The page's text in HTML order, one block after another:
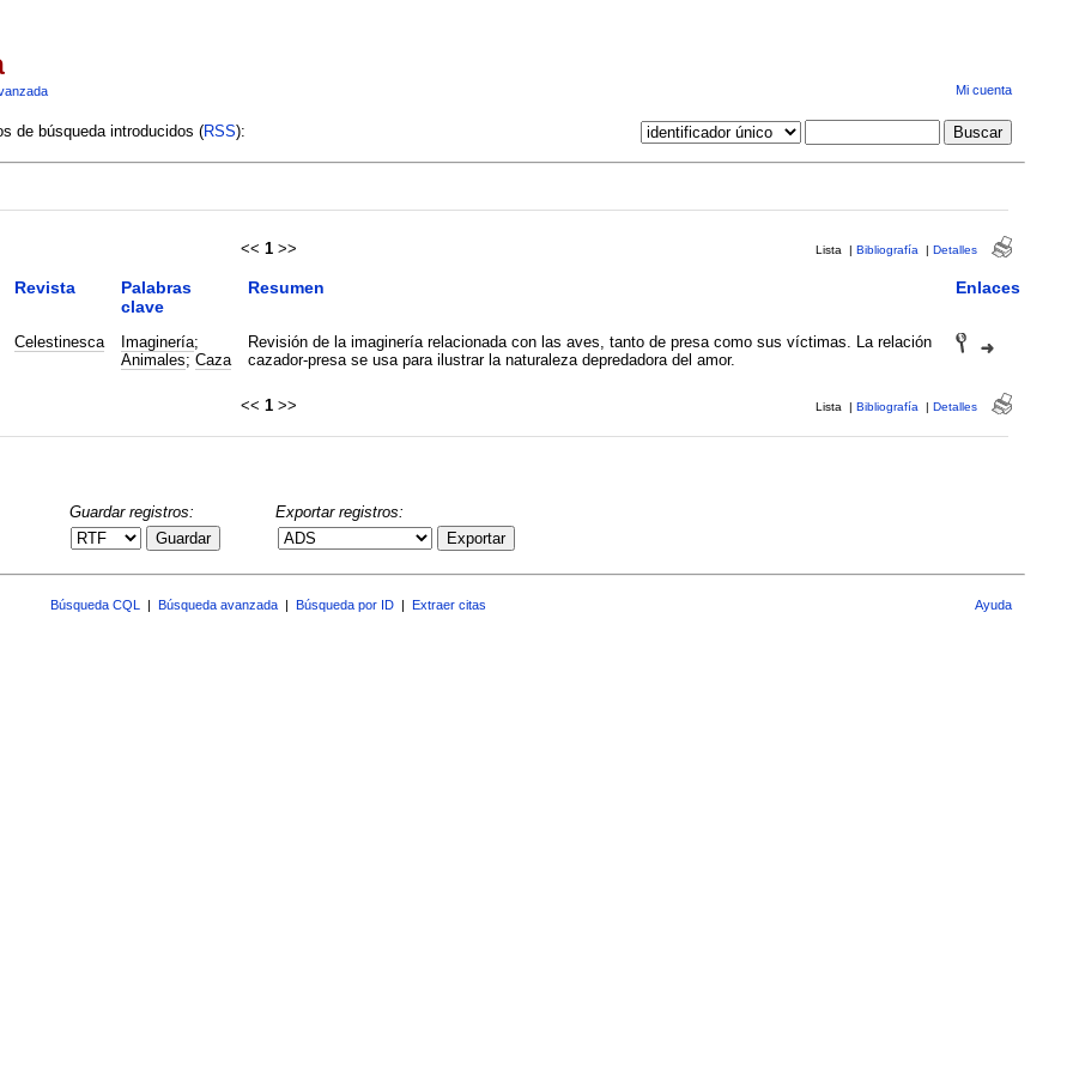
Mi cuenta
de búsqueda introducidos (RSS):
<< 1 >> Lista | Bibliografía | Detalles
Revista
Palabras
clave
Resumen Enlaces
Celestinesca Imaginería;
Animales; Caza
Revisión de la imaginería relacionada con las aves, tanto de presa como sus víctimas. La relación
cazador-presa se usa para ilustrar la naturaleza depredadora del amor.
<< 1 >> Lista | Bibliografía | Detalles
Guardar registros:
Guardar
Exportar registros:
Exportar
Búsqueda CQL Búsqueda avanzada Búsqueda por ID Extraer citas Ayuda